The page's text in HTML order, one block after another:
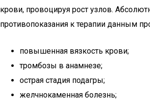
крови, провоцируя рост узлов.
противопоказания к терапии данным
повышенная вязкость крови;
тромбозы в анамнезе;
острая стадия подагры;
желчнокаменная болезнь;